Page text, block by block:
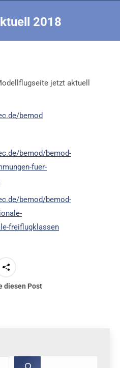
2018
jetzt aktuell
bemod
bemod/bemod-
fuer-
bemod/bemod-
freiflugklassen
diesen Post